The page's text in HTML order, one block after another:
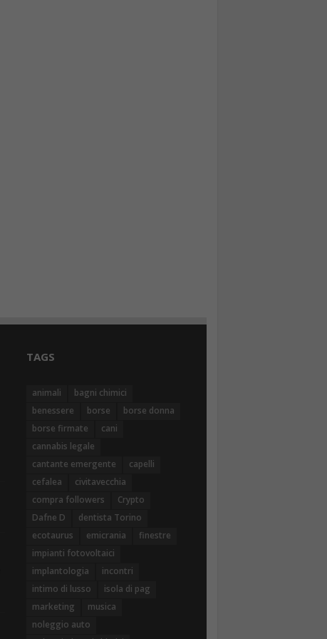
TAGS
animali
bagni chimici
benessere
borse
borse donna
borse firmate
cani
cannabis legale
cantante emergente
capelli
cefalea
civitavecchia
compra followers
Crypto
Dafne D
dentista Torino
ecotaurus
emicrania
finestre
impianti fotovoltaici
implantologia
incontri
intimo di lusso
isola di pag
marketing
musica
noleggio auto